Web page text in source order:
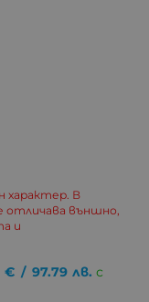
характер. В
външно,
и
€ / 97.79 лв. с